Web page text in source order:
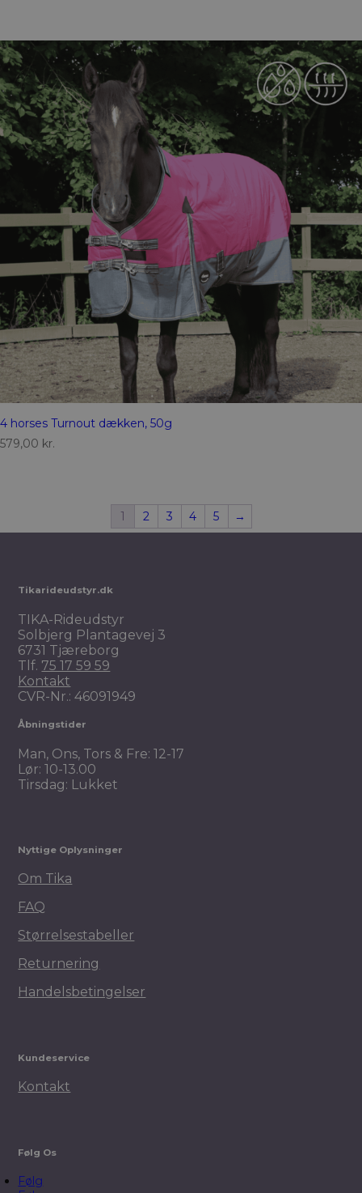
4 horses Turnout dækken, 50g
579,00 kr.
1 2 3 4 5 →
Tikarideudstyr.dk
TIKA-Rideudstyr
Solbjerg Plantagevej 3
6731 Tjæreborg
Tlf. 75 17 59 59
Kontakt
CVR-Nr.: 46091949
Åbningstider
Man, Ons, Tors & Fre: 12-17
Lør: 10-13.00
Tirsdag: Lukket
Nyttige Oplysninger
Om Tika
FAQ
Størrelsestabeller
Returnering
Handelsbetingelser
Kundeservice
Kontakt
Følg Os
Følg